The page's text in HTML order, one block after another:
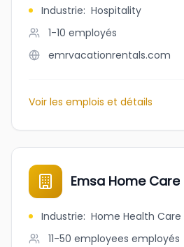
Industrie: Hospitality
1-10 employés
emrvacationrentals.com
Voir les emplois et détails
Emsa Home Care
Industrie: Home Health Care
11-50 employees employés